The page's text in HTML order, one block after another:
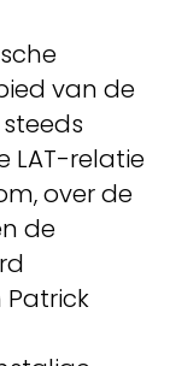
van de
LAT-relatie
over de
de